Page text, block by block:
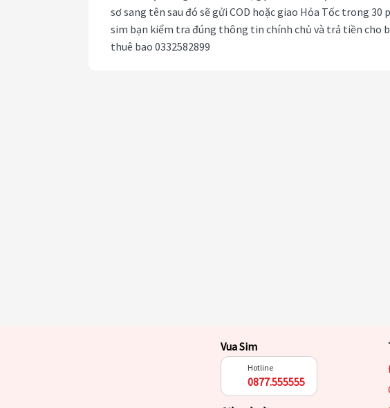
sơ sang tên sau đó sẽ gửi COD hoặc giao Hỏa Tốc trong
sim bạn kiểm tra đúng thông tin chính chủ và trả tiền cho
thuê bao 0332582899
Vua Sim
Hotline
0877.555555